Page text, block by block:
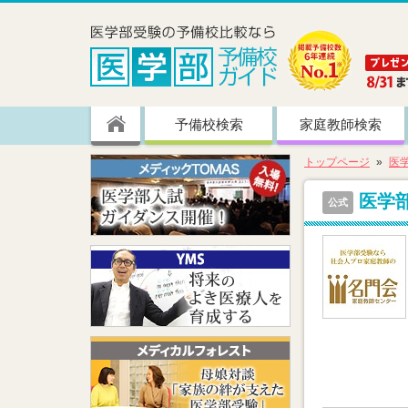
予備校検索 家庭教師検索
トップページ 医
公式 医学